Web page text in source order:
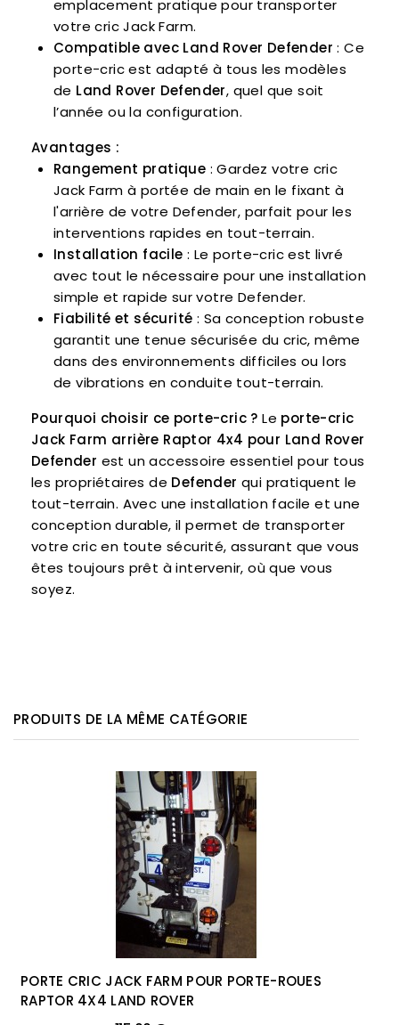
emplacement pratique pour transporter
votre cric Jack Farm.
Compatible avec Land Rover Defender : Ce
porte-cric est adapté à tous les modèles
de Land Rover Defender, quel que soit
l’année ou la configuration.
Avantages :
Rangement pratique : Gardez votre cric
Jack Farm à portée de main en le fixant à
l'arrière de votre Defender, parfait pour les
interventions rapides en tout-terrain.
Installation facile : Le porte-cric est livré
avec tout le nécessaire pour une installation
simple et rapide sur votre Defender.
Fiabilité et sécurité : Sa conception robuste
garantit une tenue sécurisée du cric, même
dans des environnements difficiles ou lors
de vibrations en conduite tout-terrain.
Pourquoi choisir ce porte-cric ? Le porte-cric
Jack Farm arrière Raptor 4x4 pour Land Rover
Defender est un accessoire essentiel pour tous
les propriétaires de Defender qui pratiquent le
tout-terrain. Avec une installation facile et une
conception durable, il permet de transporter
votre cric en toute sécurité, assurant que vous
êtes toujours prêt à intervenir, où que vous
soyez.
PRODUITS DE LA MÊME CATÉGORIE
PORTE CRIC JACK FARM POUR PORTE-ROUES
RAPTOR 4X4 LAND ROVER